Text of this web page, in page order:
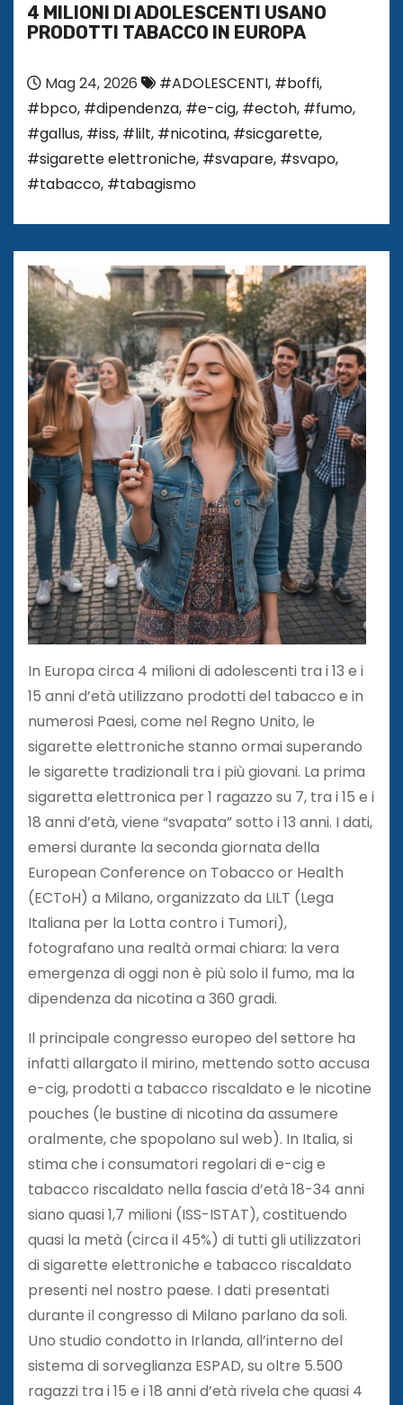
4 MILIONI DI ADOLESCENTI USANO
PRODOTTI TABACCO IN EUROPA
Mag 24, 2026 #ADOLESCENTI, #boffi,
#bpco, #dipendenza, #e-cig, #ectoh, #fumo,
#gallus, #iss, #lilt, #nicotina, #sicgarette,
#sigarette elettroniche, #svapare, #svapo,
#tabacco, #tabagismo
In Europa circa 4 milioni di adolescenti tra i 13 e i
15 anni d’età utilizzano prodotti del tabacco e in
numerosi Paesi, come nel Regno Unito, le
sigarette elettroniche stanno ormai superando
le sigarette tradizionali tra i più giovani. La prima
sigaretta elettronica per 1 ragazzo su 7, tra i 15 e i
18 anni d’età, viene “svapata” sotto i 13 anni. I dati,
emersi durante la seconda giornata della
European Conference on Tobacco or Health
(ECToH) a Milano, organizzato da LILT (Lega
Italiana per la Lotta contro i Tumori),
fotografano una realtà ormai chiara: la vera
emergenza di oggi non è più solo il fumo, ma la
dipendenza da nicotina a 360 gradi.
Il principale congresso europeo del settore ha
infatti allargato il mirino, mettendo sotto accusa
e-cig, prodotti a tabacco riscaldato e le nicotine
pouches (le bustine di nicotina da assumere
oralmente, che spopolano sul web). In Italia, si
stima che i consumatori regolari di e-cig e
tabacco riscaldato nella fascia d’età 18-34 anni
siano quasi 1,7 milioni (ISS-ISTAT), costituendo
quasi la metà (circa il 45%) di tutti gli utilizzatori
di sigarette elettroniche e tabacco riscaldato
presenti nel nostro paese. I dati presentati
durante il congresso di Milano parlano da soli.
Uno studio condotto in Irlanda, all’interno del
sistema di sorveglianza ESPAD, su oltre 5.500
ragazzi tra i 15 e i 18 anni d’età rivela che quasi 4